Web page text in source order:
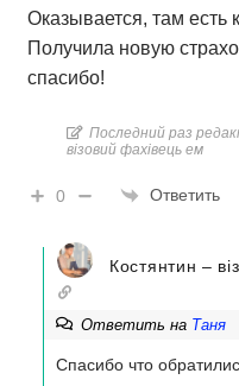
Оказывается, там есть
Получила новую
спасибо!
Последний раз
візовий фахівець ем
0 Ответить
Костянтин –
Ответить на Таня
Спасибо что